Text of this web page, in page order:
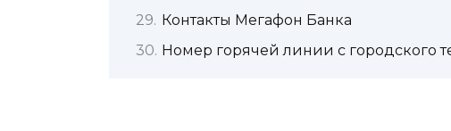
Контакты Мегафон Банка
Номер горячей линии с городского